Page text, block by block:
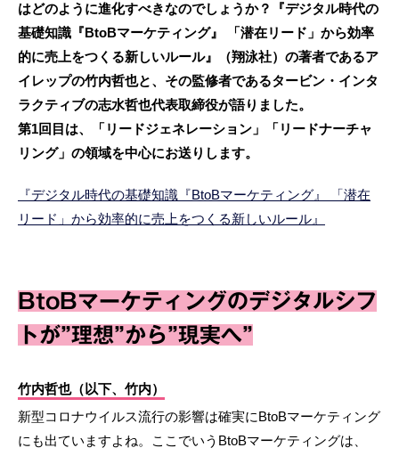
はどのように進化すべきなのでしょうか？『デジタル時代の
基礎知識『BtoBマーケティング』 「潜在リード」から効率
的に売上をつくる新しいルール』（翔泳社）の著者であるア
イレップの竹内哲也と、その監修者であるタービン・インタ
ラクティブの志水哲也代表取締役が語りました。
第1回目は、「リードジェネレーション」「リードナーチャ
リング」の領域を中心にお送りします。
『デジタル時代の基礎知識『BtoBマーケティング』 「潜在
リード」から効率的に売上をつくる新しいルール』
BtoBマーケティングのデジタルシフ
トが”理想”から”現実へ”
竹内哲也（以下、竹内）
新型コロナウイルス流行の影響は確実にBtoBマーケティング
にも出ていますよね。ここでいうBtoBマーケティングは、